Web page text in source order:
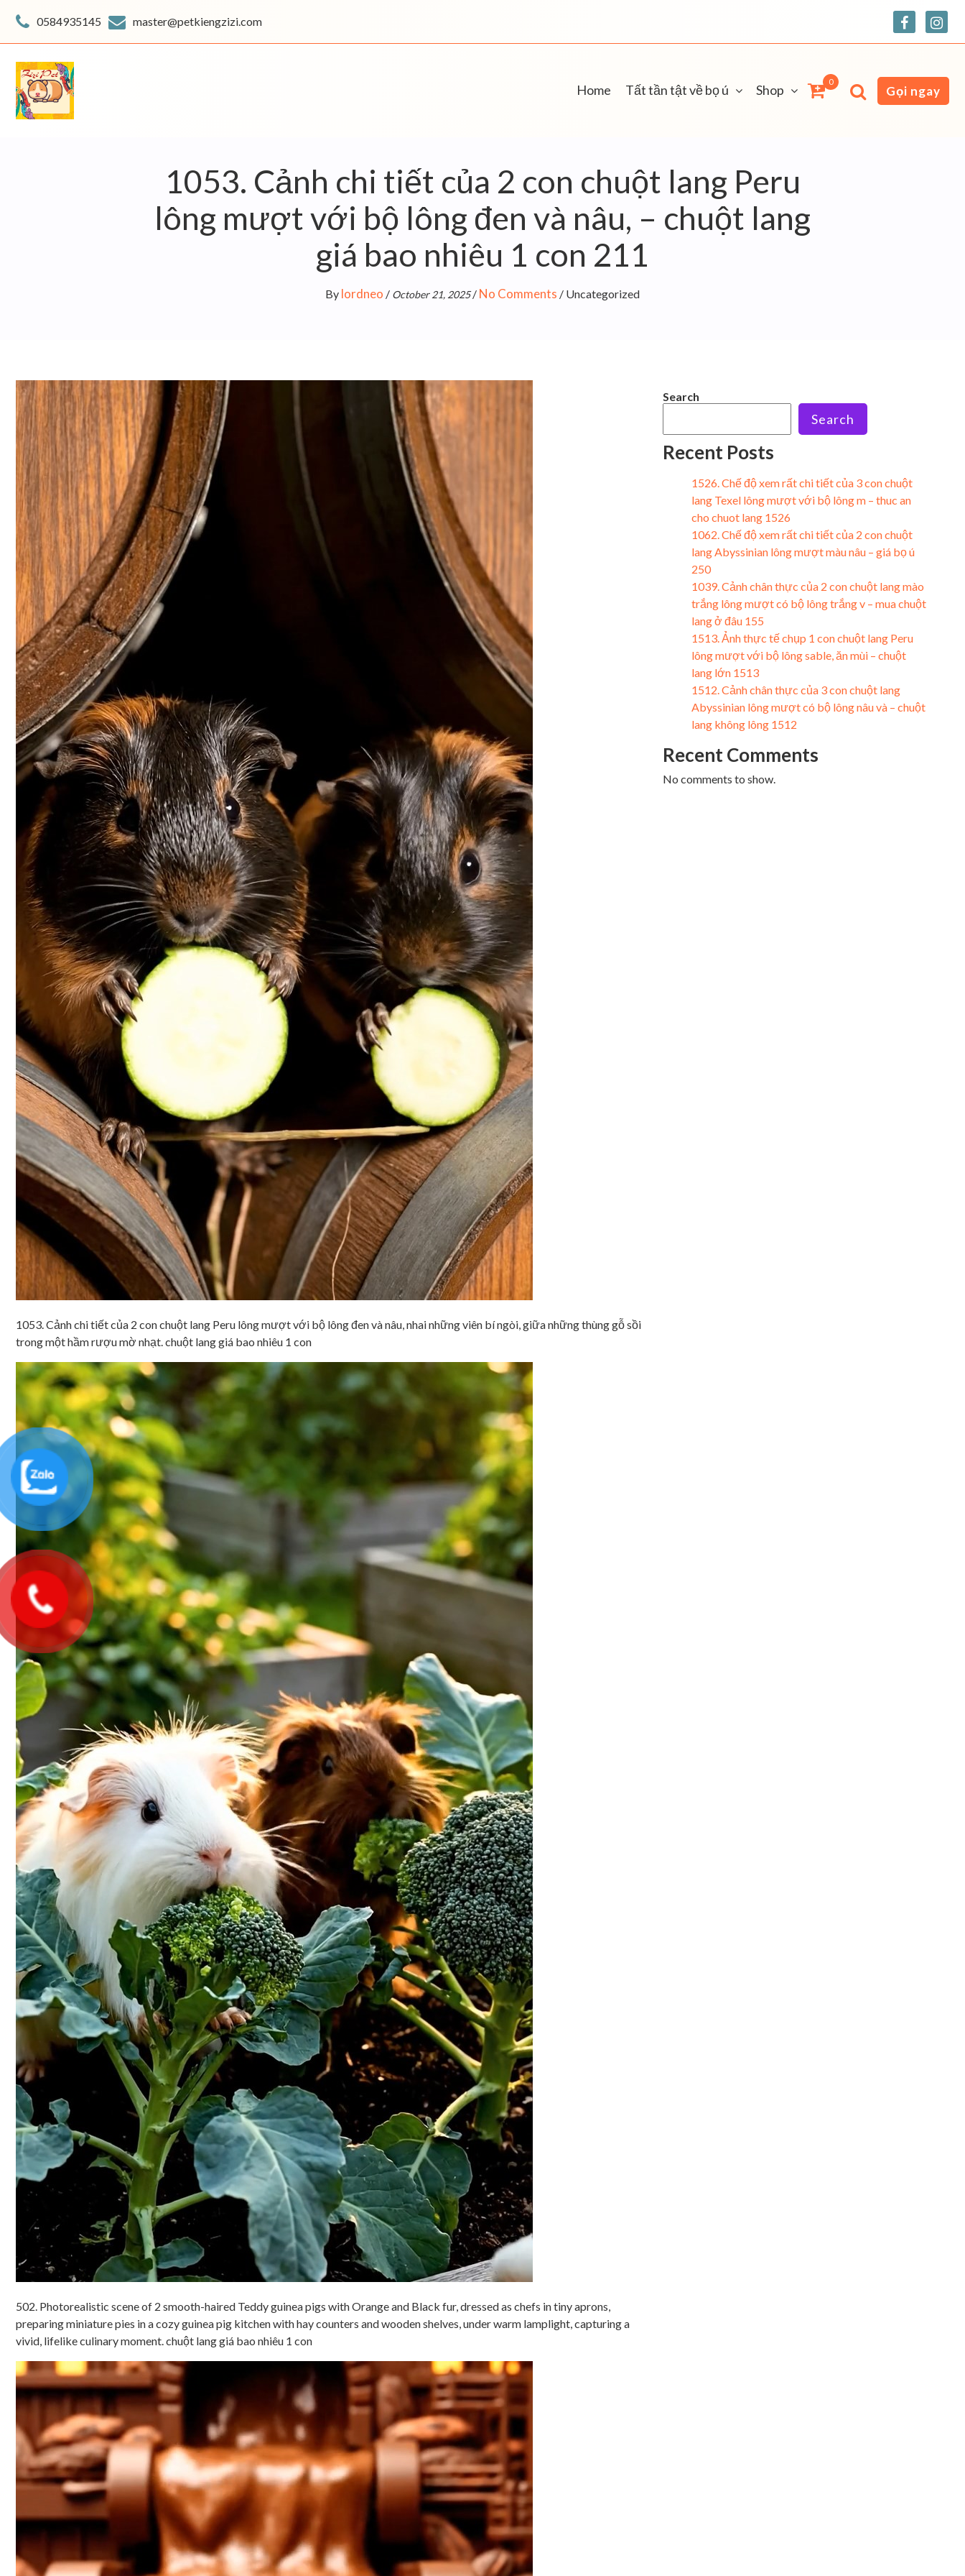
content
0584935145 master@petkiengzizi.com
Home Tất tần tật về bọ ú Shop
0
Gọi ngay
1053. Cảnh chi tiết của 2 con chuột lang Peru
lông mượt với bộ lông đen và nâu, – chuột lang
giá bao nhiêu 1 con 211
By lordneo / October 21, 2025/ No Comments / Uncategorized
1053. Cảnh chi tiết của 2 con chuột lang Peru lông mượt với bộ lông đen và nâu, nhai những viên bí ngòi, giữa những thùng gỗ sồi
trong một hầm rượu mờ nhạt. chuột lang giá bao nhiêu 1 con
502. Photorealistic scene of 2 smooth-haired Teddy guinea pigs with Orange and Black fur, dressed as chefs in tiny aprons,
preparing miniature pies in a cozy guinea pig kitchen with hay counters and wooden shelves, under warm lamplight, capturing a
vivid, lifelike culinary moment. chuột lang giá bao nhiêu 1 con
Search
Search
Recent Posts
1526. Chế độ xem rất chi tiết của 3 con chuột
lang Texel lông mượt với bộ lông m – thuc an
cho chuot lang 1526
1062. Chế độ xem rất chi tiết của 2 con chuột
lang Abyssinian lông mượt màu nâu – giá bọ ú
250
1039. Cảnh chân thực của 2 con chuột lang mào
trắng lông mượt có bộ lông trắng v – mua chuột
lang ở đâu 155
1513. Ảnh thực tế chụp 1 con chuột lang Peru
lông mượt với bộ lông sable, ăn mùi – chuột
lang lớn 1513
1512. Cảnh chân thực của 3 con chuột lang
Abyssinian lông mượt có bộ lông nâu và – chuột
lang không lông 1512
Recent Comments
No comments to show.